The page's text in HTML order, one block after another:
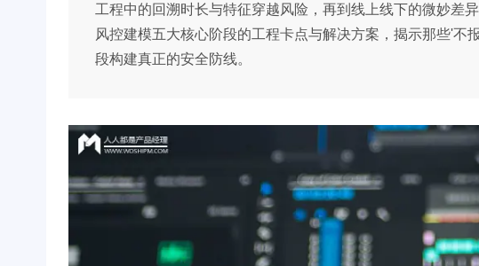
工程中的回溯时长与特征穿越风险，再到线上线下的微妙差
风控建模五大核心阶段的工程卡点与解决方案，揭示那些'不
段构建真正的安全防线。